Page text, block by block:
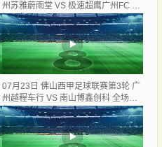
州苏雅蔚雨堂 VS 极速超鹰广州FC 全
场录像
07月23日 佛山西甲足球联赛第3轮 广
州越程车行 VS 南山博鑫创科 全场录
像